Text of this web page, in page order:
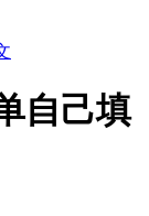
自己填